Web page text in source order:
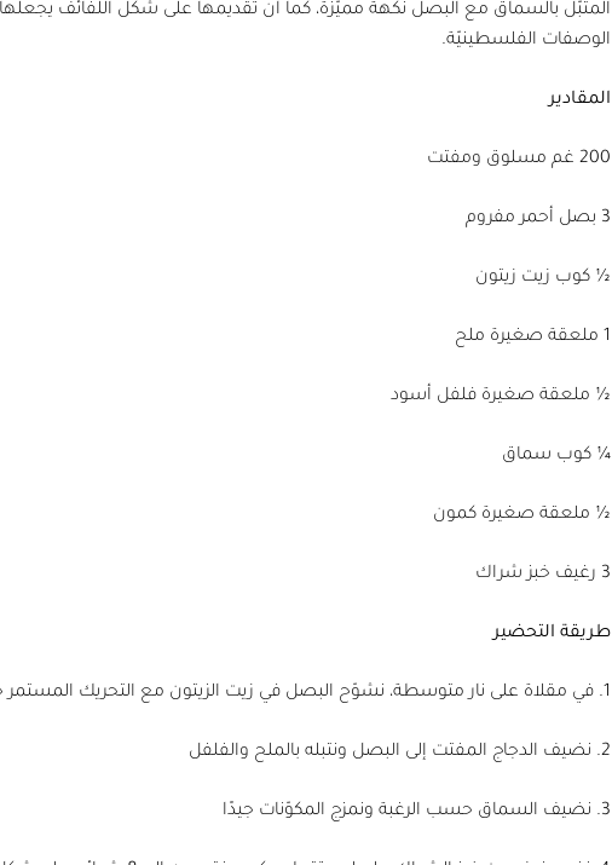
المتبّل بالسماق مع البصل نكهةً مميّزة، كما أن تقديمها على شكل اللفائف
الوصفات الفلسطينيّة.
المقادير
200 غم مسلوق ومفتت
3 بصل أحمر مفروم
½ كوب زيت زيتون
1 ملعقة صغيرة ملح
½ ملعقة صغيرة فلفل أسود
¼ كوب سماق
½ ملعقة صغيرة كمون
3 رغيف خبز شراك
طريقة التحضير
1. في مقلاة على نار متوسطة، نشوّح البصل في زيت الزيتون مع التحريك المستمر حتى يصبح لونه شفافًا
2. نضيف الدجاج المفتت إلى البصل ونتبله بالملح والفلفل
3. نضيف السماق حسب الرغبة ونمزج المكوّنات جيدًا